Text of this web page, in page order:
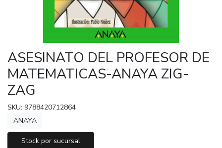
ASESINATO DEL PROFESOR DE
MATEMATICAS-ANAYA ZIG-
ZAG
SKU: 9788420712864
ANAYA
Stock por sucursal